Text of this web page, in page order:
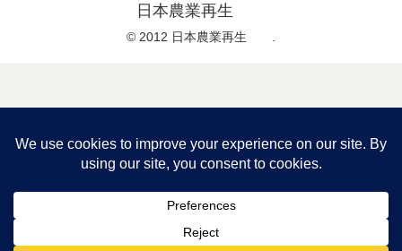
日本農業再生
© 2012 日本農業再生 .